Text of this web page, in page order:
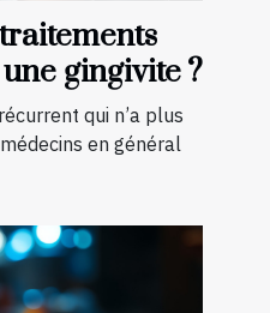
gingivite ?
qui n’a plus
en général